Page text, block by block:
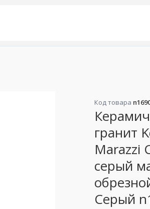
Код товара
гранит
Marazzi
серый
Серый